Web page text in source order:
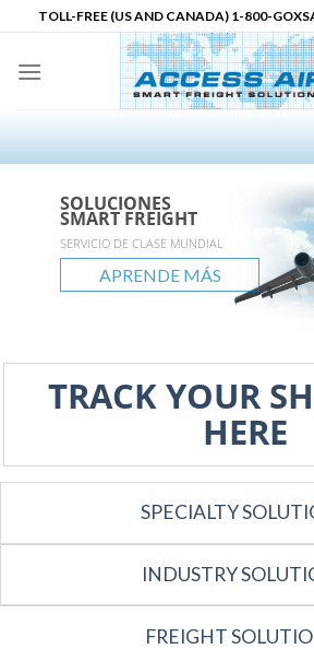
to
content
TOLL-FREE (US AND CANADA) 1-800-
SOLUCIONES
SMART FREIGHT
SERVICIO DE CLASE MUNDIAL
APRENDE MÁS
SOLUCIONES
SMART FREIGHT
ALCANCE GLOBAL
APRENDE MÁS
SOLUCIONES
SMART FREIGHT
POSIBILIDADES ILIMITADAS
APRENDE MÁS
Socio Logístico en
Norteamérica
accessair.ca
APRENDE MÁS
TRACK YOUR
HERE
SPECIALTY
INDUSTRY
FREIGHT